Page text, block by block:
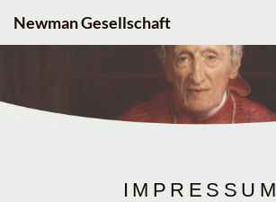
Newman Gesellschaft
IMPRESSUM